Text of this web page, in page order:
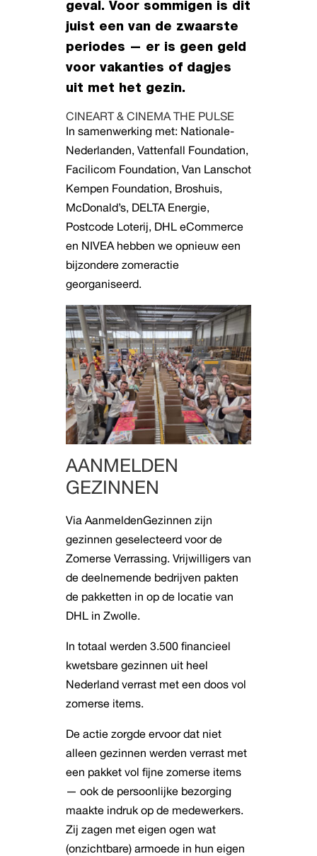
geval. Voor sommigen is dit
juist een van de zwaarste
periodes — er is geen geld
voor vakanties of dagjes
uit met het gezin.
CINEART & CINEMA THE PULSE
In samenwerking met: Nationale-
Nederlanden, Vattenfall Foundation,
Facilicom Foundation, Van Lanschot
Kempen Foundation, Broshuis,
McDonald’s, DELTA Energie,
Postcode Loterij, DHL eCommerce
en NIVEA hebben we opnieuw een
bijzondere zomeractie
georganiseerd.
AANMELDEN
GEZINNEN
Via AanmeldenGezinnen zijn
gezinnen geselecteerd voor de
Zomerse Verrassing. Vrijwilligers van
de deelnemende bedrijven pakten
de pakketten in op de locatie van
DHL in Zwolle.
In totaal werden 3.500 financieel
kwetsbare gezinnen uit heel
Nederland verrast met een doos vol
zomerse items.
De actie zorgde ervoor dat niet
alleen gezinnen werden verrast met
een pakket vol fijne zomerse items
— ook de persoonlijke bezorging
maakte indruk op de medewerkers.
Zij zagen met eigen ogen wat
(onzichtbare) armoede in hun eigen